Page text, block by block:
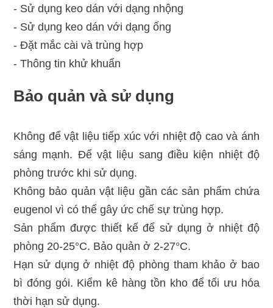
- Sử dụng keo dán với dạng nhộng
- Sử dụng keo dán với dạng ống
- Đặt mắc cài và trùng hợp
- Thông tin khử khuẩn
Bảo quản và sử dụng
Không để vật liệu tiếp xúc với nhiệt độ cao và ánh
sáng mạnh. Để vật liệu sang điều kiện nhiệt độ
phòng trước khi sử dụng.
Không bảo quản vật liệu gần các sản phẩm chứa
eugenol vì có thể gây ức chế sự trùng hợp.
Sản phẩm được thiết kế để sử dụng ở nhiệt độ
phòng 20-25°C. Bảo quản ở 2-27°C.
Hạn sử dụng ở nhiệt độ phòng tham khảo ở bao
bì đóng gói. Kiểm kê hàng tồn kho để tối ưu hóa
thời hạn sử dụng.